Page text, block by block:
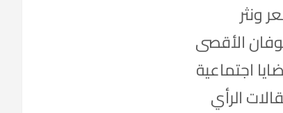
ونثر
الأقصى
اجتماعية
الرأي